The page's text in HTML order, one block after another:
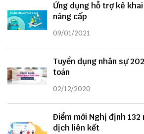
Ứng dụng hỗ trợ kê
nâng cấp
09/01/2021
Tuyển dụng nhân sự
toán
02/12/2020
Điểm mới Nghị định 132
dịch liên kết